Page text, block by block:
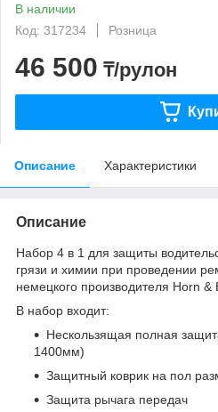
В наличии
Код: 317234
Розница
46 500 ₸/рулон
Описание Характеристики
Описание
Набор 4 в 1 для защиты
грязи и химии при проведении
немецкого производителя Horn &
В набор входит:
Нескользящая полная
1400мм)
Защитный коврик на пол
Защита рычага передач